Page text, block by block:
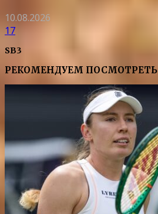
10.08.2026
17
SB3
РЕКОМЕНДУЕМ ПОСМОТРЕТЬ